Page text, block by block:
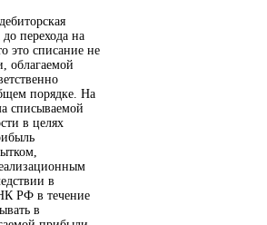
перехода на
это списание не
облагаемой
порядке. На
списываемой
в целях
в
РФ в течение
в